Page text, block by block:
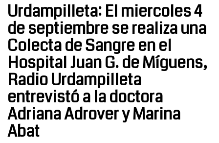
Urdampilleta: El miercoles 4
de septiembre se realiza una
Colecta de Sangre en el
Hospital Juan G. de Míguens,
Radio Urdampilleta
entrevistó a la doctora
Adriana Adrover y Marina
Abat